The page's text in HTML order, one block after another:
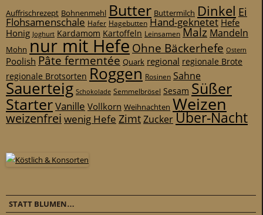
Auffrischrezept Bohnenmehl Butter Buttermilch Dinkel Ei
Flohsamenschale Hafer Hagebutten Hand-geknetet Hefe
Honig Joghurt Kardamom Kartoffeln Leinsamen Malz Mandeln
Mohn nur mit Hefe Ohne Bäckerhefe Ostern
Poolish Pâte fermentée Quark regional regionale Brote
regionale Brotsorten Roggen Rosinen Sahne
Sauerteig Schokolade Semmelbrösel Sesam Süßer
StarterVanille Vollkorn Weihnachten Weizen
weizenfrei wenig Hefe ZimtZuckerÜber-Nacht
STATT BLUMEN…